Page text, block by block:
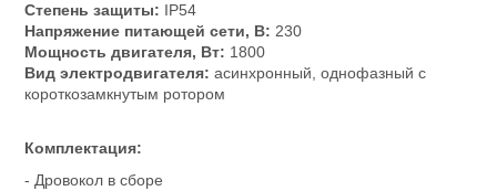
Степень защиты: IP54
Напряжение питающей сети, В: 230
Мощность двигателя, Вт: 1800
Вид электродвигателя: асинхронный, однофазный с
короткозамкнутым ротором
Комплектация:
- Дровокол в сборе